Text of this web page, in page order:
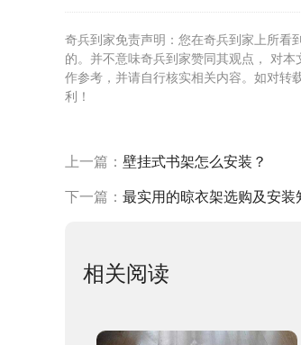
奇兵到家免责声明：您在奇兵到家上所看
的。并不意味奇兵到家赞同其观点， 对
作参考，并请自行核实相关内容。如对转
利！
上一篇： 壁挂式书架怎么安装？
下一篇： 最实用的晾衣架选购及安装
相关阅读